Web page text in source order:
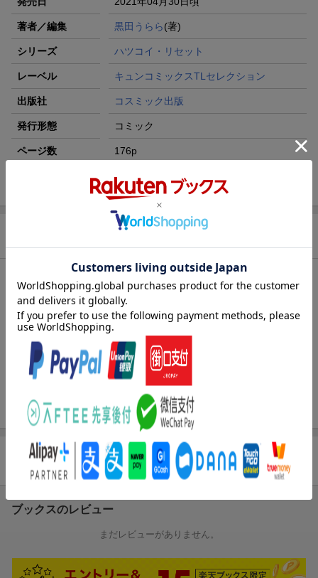
著者／編集 黒田うらら(著)
シリーズ ハツコイ・リセット
レーベル キュンコミックスTLセレクション
出版社 コスミック出版
発行形態 コミック
ページ数 176p
9784774732190
内容紹介（JPROより）
10年前、幼馴染の紘にふられた杏子。
一人暮らしをきっかけに紘と再会し、
杏子はくすぶっていた紘への想いを再び告げる。
10年越しの初恋がようやく成就し幸せな時間を過ごす二人だった
が、
杏子は職場の先輩・久賀に告白されてしまう。
さらに紘のことを「パパ」と呼ぶ男の子も現れてーー!?
商品レビュー
ブックスのレビュー
まだレビューがありません。